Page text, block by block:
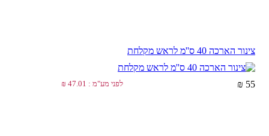
צינור הארכה 40 ס''מ לראש מקלחת
לפני מע"מ : 47.01 ₪ 55 ₪